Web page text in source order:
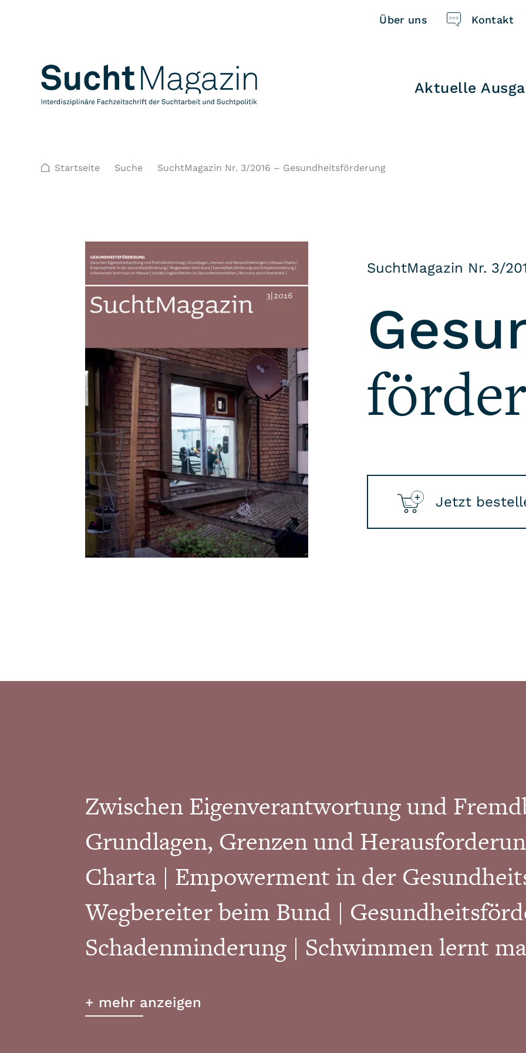
Navigation
Aktuelle
Über uns Kontakt
Startseite Suche SuchtMagazin Nr. 3/2016 – Gesundheits­förderung
SuchtMagazin Nr. 3/
Jetzt
Zwischen Eigenverantwortung und
Grundlagen, Grenzen und
Charta | Empowerment in der
Wegbereiter beim Bund |
Schadenminderung | Schwimmen lernt
durch Peerarbeit
+ mehr anzeigen